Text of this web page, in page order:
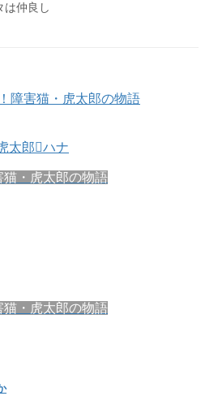
は仲良し
障害猫・虎太郎の物語
太郎 ハナ
猫・虎太郎の物語
猫・虎太郎の物語